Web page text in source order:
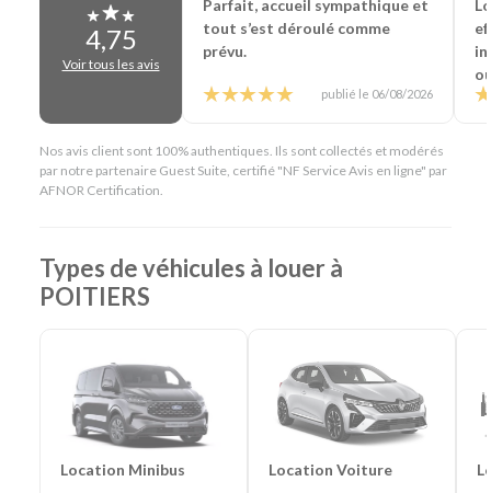
véhicule ou encore la location en aller simple. Vous louez
uniquement le véhicule dont vous avez besoin, pour la durée
qui vous convient.
En résumé - Location de voiture à Poitiers
Aéroport & 5 km de Poitiers Gare)
Catégories de voitures : Citadines-Routières-SUV-
chantier
4,75
Voir tous les avis
Parfait, accueil sympathique et
tout s’est déroulé comme
prévu.
publié le 06/08/2026
Nos avis client sont 100% authentiques. Ils sont collectés et modérés
par notre partenaire Guest Suite, certifié "NF Service Avis en ligne" par
AFNOR Certification.
Types de véhicules à louer à
POITIERS
Location Minibus Location Voiture